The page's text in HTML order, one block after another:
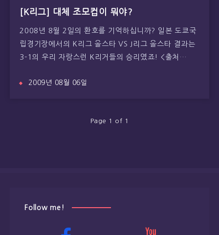
[K리그] 대체 조모컵이 뭐야?
2008년 8월 2일의 환호를 기억하십니까? 일본 도쿄국
립경기장에서의 K리그 올스타 VS J리그 올스타 결과는
3-1의 우리 자랑스런 K리거들의 승리였죠! <출처…
2009년 08월 06일
Page 1 of 1
Follow me!